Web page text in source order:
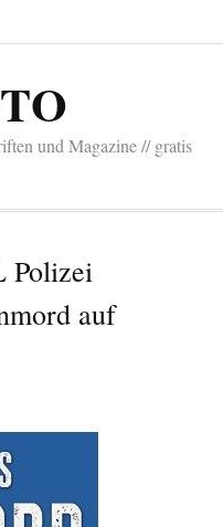
und Magazine // gratis
Polizei
auf